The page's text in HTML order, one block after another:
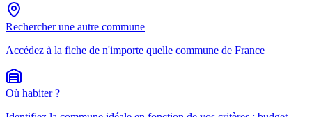
Rechercher une autre commune
Accédez à la fiche de n'importe quelle commune de France
Où habiter ?